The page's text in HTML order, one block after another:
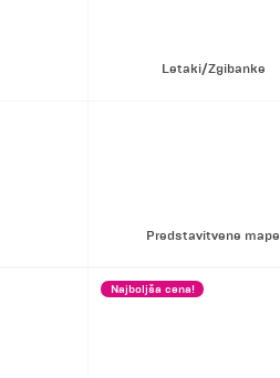
Letaki/Zgibanke
Predstavitvene mape
Najboljša cena!